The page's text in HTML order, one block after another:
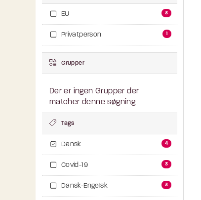
EU 3
Privatperson 1
Grupper
Der er ingen Grupper der
matcher denne søgning
Tags
Dansk 4
Covid-19 3
Dansk-Engelsk 3